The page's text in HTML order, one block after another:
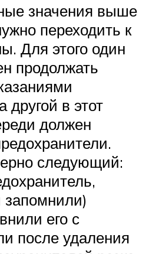
значения выше
переходить к
Для этого один
продолжать
другой в этот
должен
следующий:
его с
после удаления